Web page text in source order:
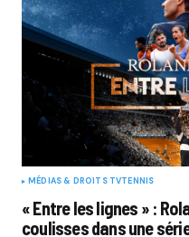
MÉDIAS & DROITS TVTENNIS
« Entre les lignes » :
coulisses dans une